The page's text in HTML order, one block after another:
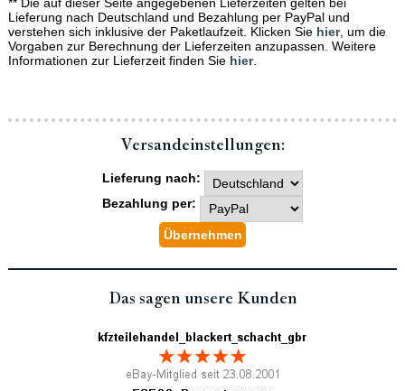
Lieferung nach Deutschland und Bezahlung per PayPal und
verstehen sich inklusive der Paketlaufzeit. Klicken Sie hier, um die
Vorgaben zur Berechnung der Lieferzeiten anzupassen. Weitere
Informationen zur Lieferzeit finden Sie hier.
Versand­einstellungen:
Lieferung nach:
Bezahlung per:
Das sagen unsere Kunden